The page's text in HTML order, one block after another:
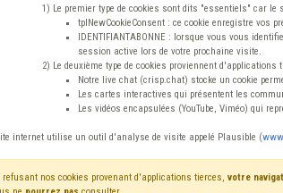
Le centre public d'action sociale: ses
public
mise à jour le 10 Octobre 2025
1) Le premier type de cookies sont dits "essentiels" car
tplNewCookieConsent : ce cookie enregistre vos
IDENTIFIANTABONNE : lorsque vous vous
session active lors de votre prochaine visite.
2) Le deuxième type de cookies proviennent d'applications
Notre live chat (crisp.chat) stocke un cookie
Les cartes interactives qui présentent les
Les vidéos encapsulées (YouTube, Viméo) qui
internet utilise un outil d'analyse de visite appelé Plausible (
refusant nos cookies provenant d'applications tierces, votre